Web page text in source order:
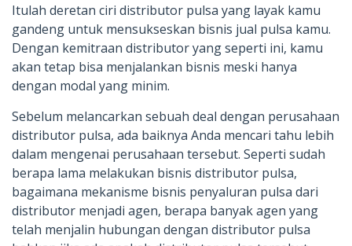
Itulah deretan ciri distributor pulsa yang layak kamu
gandeng untuk mensukseskan bisnis jual pulsa kamu.
Dengan kemitraan distributor yang seperti ini, kamu
akan tetap bisa menjalankan bisnis meski hanya
dengan modal yang minim.
Sebelum melancarkan sebuah deal dengan perusahaan
distributor pulsa, ada baiknya Anda mencari tahu lebih
dalam mengenai perusahaan tersebut. Seperti sudah
berapa lama melakukan bisnis distributor pulsa,
bagaimana mekanisme bisnis penyaluran pulsa dari
distributor menjadi agen, berapa banyak agen yang
telah menjalin hubungan dengan distributor pulsa